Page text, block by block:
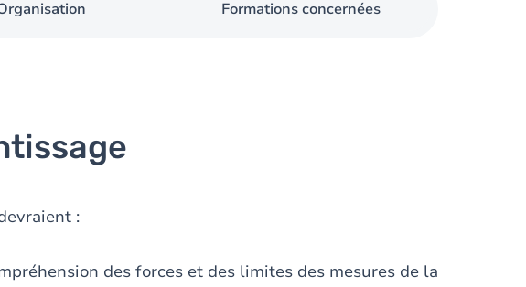
Formations concernées
:
des forces et des limites des mesures de la